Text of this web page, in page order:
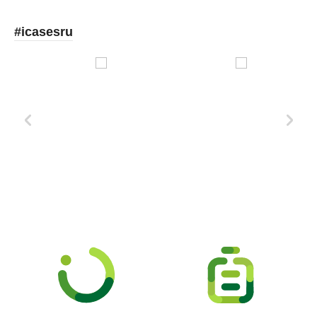
#icasesru